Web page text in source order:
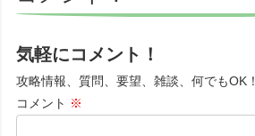
気軽にコメント！
攻略情報、質問、要望、雑談、何でもOK！
コメント ※